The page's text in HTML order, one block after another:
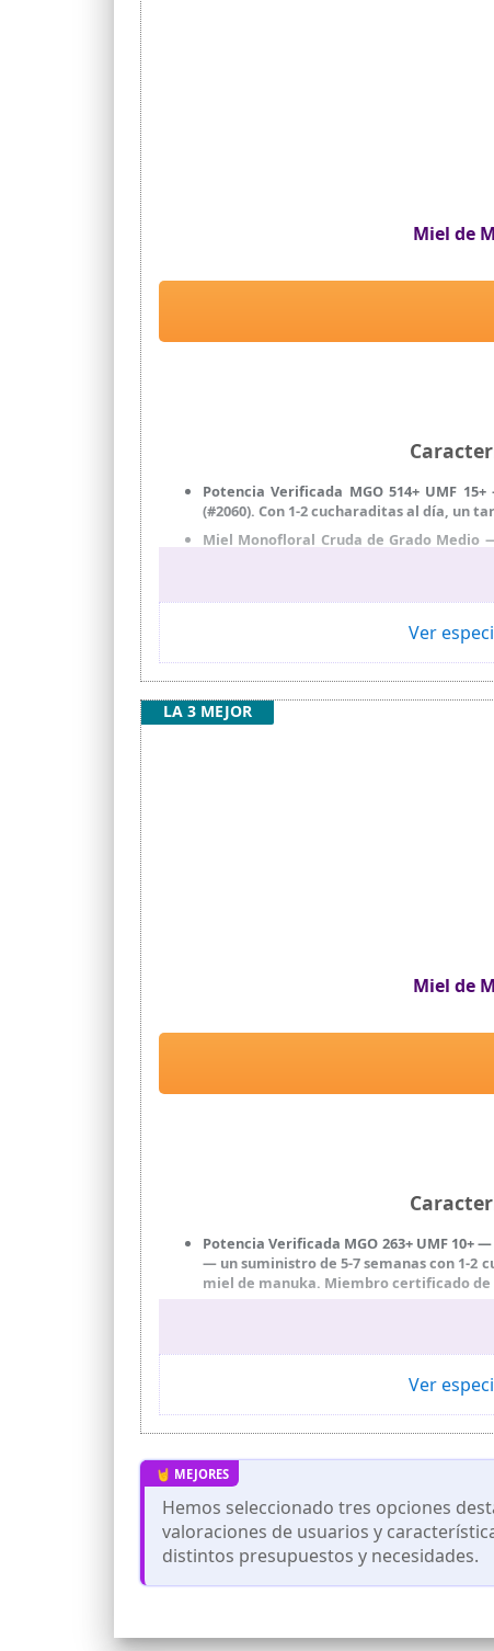
Miel de
Potencia Verificada MGO 514+ UMF
(#2060). Con 1-2 cucharaditas al día, un
Miel Monofloral Cruda de Grado Medio
Para Familias y Amantes del
piel limpia como mascarilla nutritiva
Pureza de Nueva Zelanda — Sin
Trazable Desde la Colmena — Sin
estás embarazada, en período de
Ver
Miel de
LA 3 MEJOR
Potencia Verificada MGO 263+ UMF 10+
— un suministro de 5-7 semanas con 1-2
miel de manuka. Miembro certificado de
aplícala sobre piel limpia como
Uso Versátil Todo el Año: Guarda el
con agua caliente con limón,
Pureza de Nueva Zelanda — Sin
Trazable Desde la Colmena — Sin
lactancia o tomando medicamentos.
Ver
Hemos seleccionado tres opciones
valoraciones de usuarios y
distintos presupuestos y necesidades.